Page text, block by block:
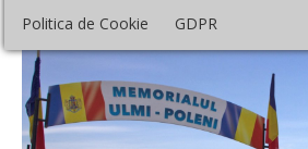
Politica de Cookie GDPR